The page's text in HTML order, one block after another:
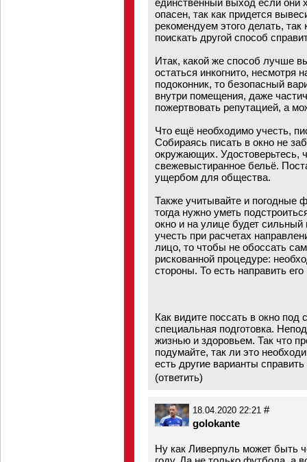
единственный выход если они
опасен, так как придется
рекомендуем этого делать,
поискать другой способ
Итак, какой же способ лучше
остаться инкогнито, несмотря
подоконник, то безопасный
внутри помещения, даже
пожертвовать репутацией, а
Что ещё необходимо учесть,
Собираясь писать в окно не
окружающих. Удостоверьтесь,
свежевыстиранное бельё.
ущербом для общества.
Также учитывайте и погодные
тогда нужно уметь
окно и на улице будет сильный
учесть при расчетах
лицо, то чтобы не обоссать
рискованной процедуре:
стороны. То есть направить его
Как видите поссать в окно под
специальная подготовка.
жизнью и здоровьем. Так что
подумайте, так ли это
есть другие варианты
(ответить)
18.04.2020 22:21 #
golokante
Ну как Ливерпуль может быть